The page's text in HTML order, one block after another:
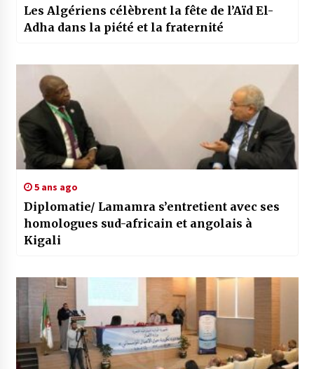
Les Algériens célèbrent la fête de l’Aïd El-
Adha dans la piété et la fraternité
5 ans ago
Diplomatie/ Lamamra s’entretient avec ses
homologues sud-africain et angolais à
Kigali